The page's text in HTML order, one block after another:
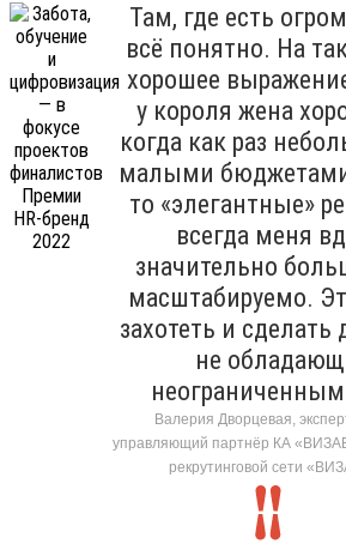
Там, где есть
всё понятно. На
хорошее
у короля жена
когда как раз
малыми
то «элегантные»
всегда меня
значительно
масштабируемо.
захотеть и сделать
не
Валерия Дворцевая,
управляющий партнёр КА
рекрутинговой сети